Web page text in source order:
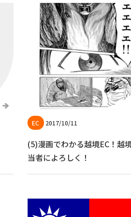
2017/10/11
(5)漫画でわかる越境EC！越
当者によろしく！